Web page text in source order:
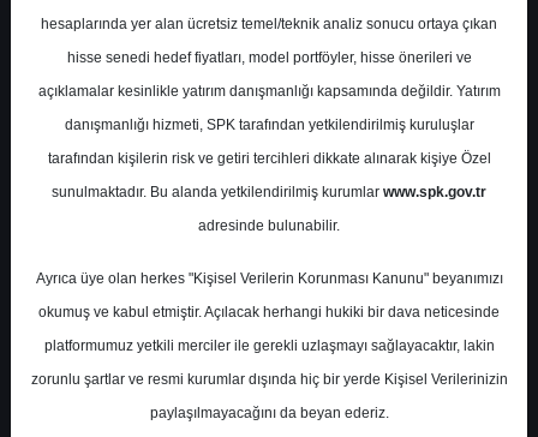
GARAN - TÜRKİYE GARANTİ
BANKASI A.Ş.
Hedef Fiyat 54.30 ₺
Getiri
%0.00
0 0
hesaplarında yer alan ücretsiz temel/teknik analiz sonucu ortaya çıkan
hisse senedi hedef fiyatları, model portföyler, hisse önerileri ve
açıklamalar kesinlikle yatırım danışmanlığı kapsamında değildir. Yatırım
danışmanlığı hizmeti, SPK tarafından yetkilendirilmiş kuruluşlar
tarafından kişilerin risk ve getiri tercihleri dikkate alınarak kişiye Özel
sunulmaktadır. Bu alanda yetkilendirilmiş kurumlar www.spk.gov.tr
adresinde bulunabilir.
Ayrıca üye olan herkes "Kişisel Verilerin Korunması Kanunu" beyanımızı
okumuş ve kabul etmiştir. Açılacak herhangi hukiki bir dava neticesinde
platformumuz yetkili merciler ile gerekli uzlaşmayı sağlayacaktır, lakin
zorunlu şartlar ve resmi kurumlar dışında hiç bir yerde Kişisel Verilerinizin
paylaşılmayacağını da beyan ederiz.